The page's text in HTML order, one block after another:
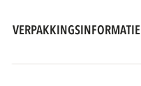
VERPAKKINGSINFORMATIE